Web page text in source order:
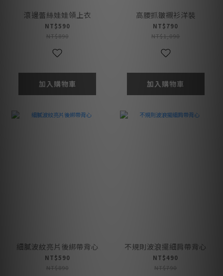
滾邊蕾絲娃娃領上衣
NT$590
NT$890
加入購物車
高腰抓皺襯衫洋裝
NT$790
NT$1,090
加入購物車
細膩波紋亮片後綁帶背心
NT$590
NT$890
不規則波浪擺細肩帶背心
NT$490
NT$790